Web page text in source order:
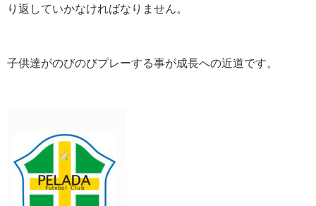
り返していかなければなりません。
子供達がのびのびプレーする事が成長への近道です。